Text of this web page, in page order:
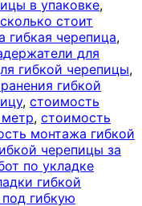
в упаковке,
сколько стоит
гибкая черепица,
для
гибкой черепицы,
гибкой
, стоимость
, стоимость
монтажа гибкой
черепицы за
по укладке
гибкой
гибкую